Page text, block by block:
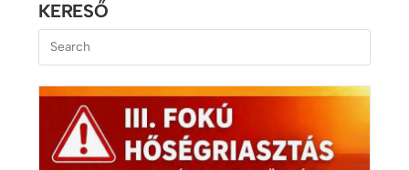
KERESŐ